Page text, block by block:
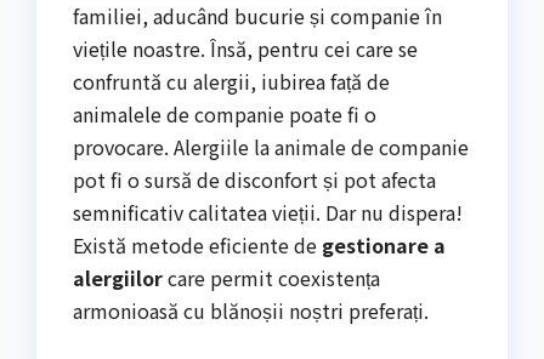
familiei, aducând bucurie și companie în
viețile noastre. Însă, pentru cei care se
confruntă cu alergii, iubirea față de
animalele de companie poate fi o
provocare. Alergiile la animale de companie
pot fi o sursă de disconfort și pot afecta
semnificativ calitatea vieții. Dar nu dispera!
Există metode eficiente de gestionare a
alergiilorcare permit coexistența
armonioasă cu blănoșii noștri preferați.